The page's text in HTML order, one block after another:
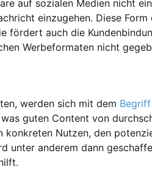
auf sozialen Medien nicht
einzugehen. Diese Form
fördert auch die
Werbeformaten nicht
werden sich mit dem
guten Content von
konkreten Nutzen, den
unter anderem dann